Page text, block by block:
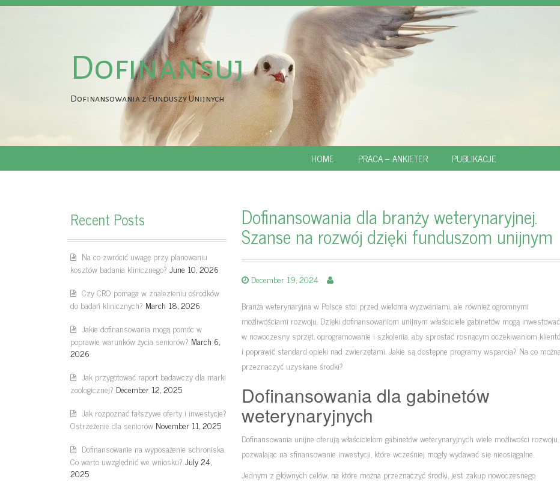
Dofinansuj
Dofinansowania z Funduszy Unijnych
SKIP
TO
HOME PRACA – ANKIETER PUBLIKACJE
Recent Posts
Na co zwrócić uwagę przy planowaniu
kosztów badania klinicznego? June 10, 2026
Czy CRO pomaga w znalezieniu ośrodków
do badań klinicznych? March 18, 2026
Jakie dofinansowania mogą pomóc w
poprawie warunków życia seniorów? March 6,
2026
Jak przygotować raport badawczy dla marki
zoologicznej? December 12, 2025
Jak rozpoznać fałszywe oferty i inwestycje?
Ostrzeżenie dla seniorów November 11, 2025
Dofinansowanie na wyposażenie schroniska.
Co warto uwzględnić we wniosku? July 24,
2025
Dofinansowania dla branży weterynaryjnej.
Szanse na rozwój dzięki funduszom unijnym
December 19, 2024
Branża weterynaryjna w Polsce stoi przed wieloma wyzwaniami, ale również ogromnymi
możliwościami rozwoju. Dzięki dofinansowaniom unijnym właściciele gabinetów mogą inwestować
w nowoczesny sprzęt, oprogramowanie i szkolenia, aby sprostać rosnącym oczekiwaniom
i poprawić standard opieki nad zwierzętami. Jakie są dostępne programy wsparcia? Na co można
przeznaczyć uzyskane środki?
Dofinansowania dla gabinetów
weterynaryjnych
Dofinansowania unijne oferują właścicielom gabinetów weterynaryjnych wiele możliwości rozwoju,
pozwalając na sfinansowanie inwestycji, które wcześniej mogły wydawać się nieosiągalne.
Jednym z głównych celów, na które można przeznaczyć środki, jest zakup nowoczesnego